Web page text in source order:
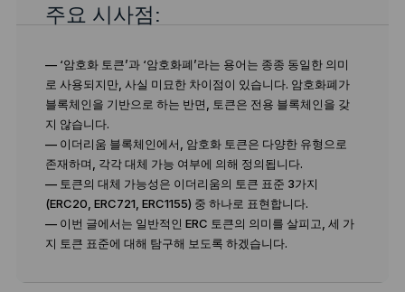
주요 시사점:
— ‘암호화 토큰’과 ‘암호화폐’라는 용어는 종종 동일한 의미
로 사용되지만, 사실 미묘한 차이점이 있습니다. 암호화폐가
블록체인을 기반으로 하는 반면, 토큰은 전용 블록체인을 갖
지 않습니다.
— 이더리움 블록체인에서, 암호화 토큰은 다양한 유형으로
존재하며, 각각 대체 가능 여부에 의해 정의됩니다.
— 토큰의 대체 가능성은 이더리움의 토큰 표준 3가지
(ERC20, ERC721, ERC1155) 중 하나로 표현합니다.
— 이번 글에서는 일반적인 ERC 토큰의 의미를 살피고, 세 가
지 토큰 표준에 대해 탐구해 보도록 하겠습니다.